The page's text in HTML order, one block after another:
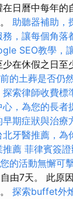
日曆中每年的
助聽器補助，
務，讓每個角落
SEO教學，
少在休假之日至
的土葬是否仍
探索律師收費標
心，為您的長者
早期症狀與治療
北牙醫推薦，為
推薦 菲律賓簽
的活動無懈可
由7天。 此原
探索buffet外